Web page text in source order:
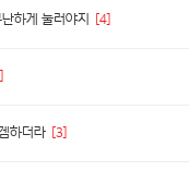
하게 눌러야지 [4]
하더라 [3]